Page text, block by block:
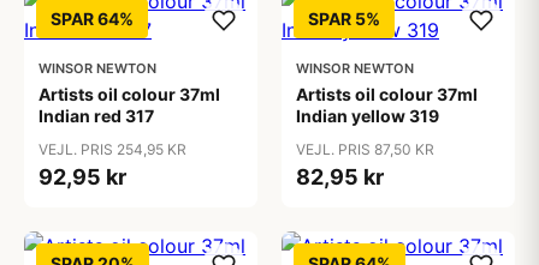
SPAR 64%
WINSOR NEWTON
Artists oil colour 37ml
Indian red 317
VEJL. PRIS 254,95 KR
92,95 kr
SPAR 5%
WINSOR NEWTON
Artists oil colour 37ml
Indian yellow 319
VEJL. PRIS 87,50 KR
82,95 kr